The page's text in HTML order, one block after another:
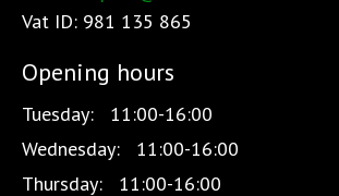
Vat ID: 981 135 865
Opening hours
Tuesday:
11:00-16:00
Wednesday:
11:00-16:00
Thursday:
11:00-16:00